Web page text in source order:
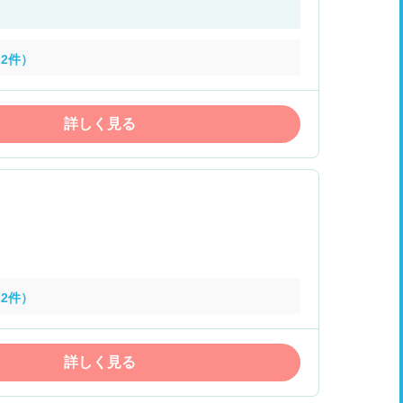
）
詳しく見る
）
詳しく見る